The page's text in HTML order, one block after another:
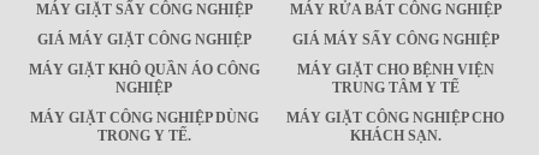
MÁY GIẶT SẤY CÔNG NGHIỆP
MÁY RỬA BÁT CÔNG NGHIỆP
GIÁ MÁY GIẶT CÔNG NGHIỆP
GIÁ MÁY SẤY CÔNG NGHIỆP
MÁY GIẶT KHÔ QUẦN ÁO CÔNG
NGHIỆP
MÁY GIẶT CHO BỆNH VIỆN
TRUNG TÂM Y TẾ
MÁY GIẶT CÔNG NGHIỆP DÙNG
TRONG Y TẾ.
MÁY GIẶT CÔNG NGHIỆP CHO
KHÁCH SẠN.